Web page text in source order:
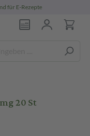
für E-Rezepte
20 St